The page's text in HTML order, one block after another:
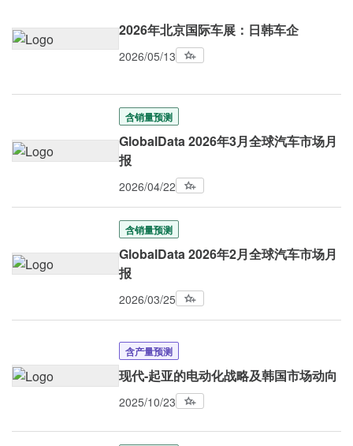
2026年北京国际车展：日韩车企
2026/05/13
含销量预测
GlobalData 2026年3月全球汽车市场月
报
2026/04/22
含销量预测
GlobalData 2026年2月全球汽车市场月
报
2026/03/25
含产量预测
现代-起亚的电动化战略及韩国市场动向
2025/10/23